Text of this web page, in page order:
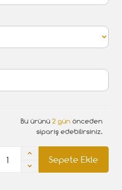
Bu ürünü 2 gün önceden
sipariş edebilirsiniz.
Sepete Ekle